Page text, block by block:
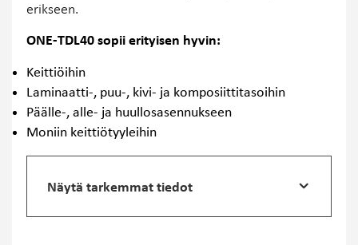
erikseen.
ONE-TDL40 sopii erityisen hyvin:
Keittiöihin
Laminaatti-, puu-, kivi- ja komposiittitasoihin
Päälle-, alle- ja huullosasennukseen
Moniin keittiötyyleihin
Näytä tarkemmat tiedot